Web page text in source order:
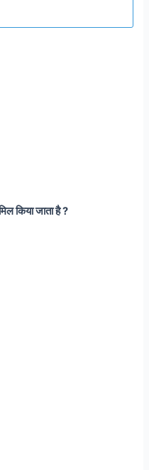
किया जाता है ?